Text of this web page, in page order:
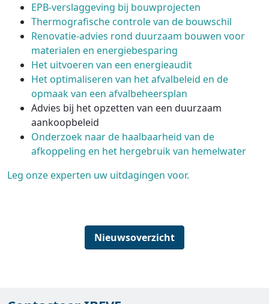
EPB-verslaggeving bij bouwprojecten
Thermografische controle van de bouwschil
Renovatie-advies rond duurzaam bouwen voor
materialen en energiebesparing
Het uitvoeren van een energieaudit
Het optimaliseren van het afvalbeleid en de
opmaak van een afvalbeheersplan
Advies bij het opzetten van een duurzaam
aankoopbeleid
Onderzoek naar de haalbaarheid van de
afkoppeling en het hergebruik van hemelwater
Leg onze experten uw uitdagingen voor.
Nieuwsoverzicht